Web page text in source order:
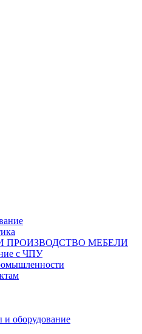
ПРОИЗВОДСТВО МЕБЕЛИ
с ЧПУ
и оборудование